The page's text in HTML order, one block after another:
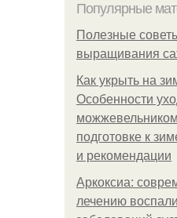
Популярные
Полезные
выращивания
Как укрыть на
Особенности
подготовке к
и рекомендации
Аркоксиа:
лечению